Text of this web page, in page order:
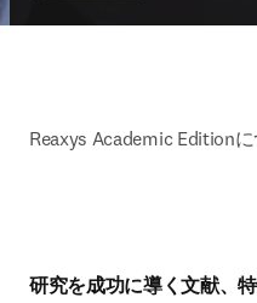
Reaxys Academic Edition
研究を成功に導く文献、